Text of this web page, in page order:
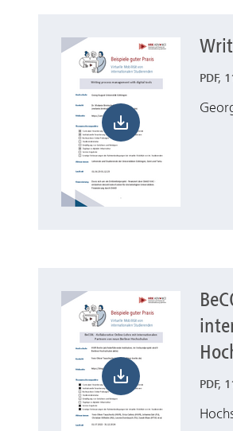
Herunterladen Writing
PDF,
Herunterladen BeCOIL –
PDF,